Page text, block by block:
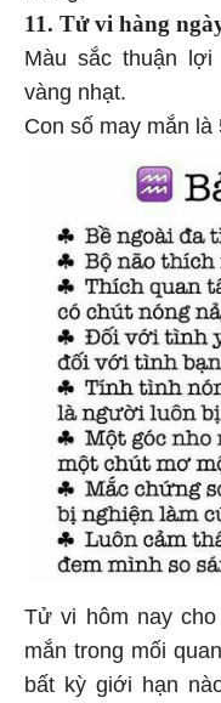
11. Tử vi hàng
Màu sắc thuận
vàng nhạt.
Con số may mắn là
Tử vi hôm nay
mắn trong mối
bất kỳ giới hạn